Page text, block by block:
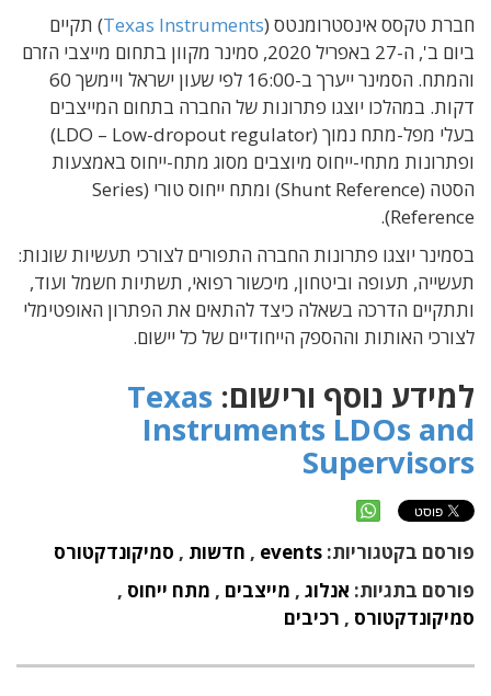
חברת טקסס אינסטרומנטס (Texas Instruments) תקיים
ביום ב', ה-27 באפריל 2020, סמינר מקוון בתחום מייצבי הזרם
והמתח. הסמינר ייערך ב-16:00 לפי שעון ישראל ויימשך 60
דקות. במהלכו יוצגו פתרונות של החברה בתחום המייצבים
בעלי מפל-מתח נמוך (LDO – Low-dropout regulator)
ופתרונות מתחי-ייחוס מיוצבים מסוג מתח-ייחוס באמצעות
הסטה (Shunt Reference) ומתח ייחוס טורי (Series
Reference).
בסמינר יוצגו פתרונות החברה התפורים לצורכי תעשיות שונות:
תעשייה, תעופה וביטחון, מיכשור רפואי, תשתיות חשמל ועוד,
ותתקיים הדרכה בשאלה כיצד להתאים את הפתרון האופטימלי
לצורכי האותות וההספק הייחודיים של כל יישום.
למידע נוסף ורישום: Texas
Instruments LDOs and
Supervisors
פורסם בקטגוריות: events
, חדשות , סמיקונדקטורס
פורסם בתגיות: אנלוג , מייצבים , מתח ייחוס ,
סמיקונדקטורס , רכיבים